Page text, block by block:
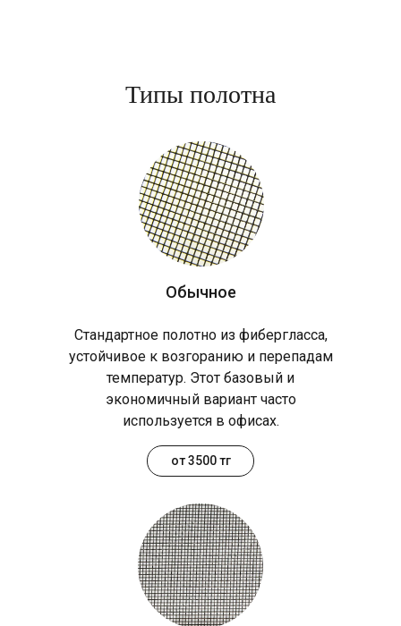
Типы полотна
Обычное
Стандартное полотно из фибергласса,
устойчивое к возгоранию и перепадам
температур. Этот базовый и
экономичный вариант часто
используется в офисах.
от 3500 тг